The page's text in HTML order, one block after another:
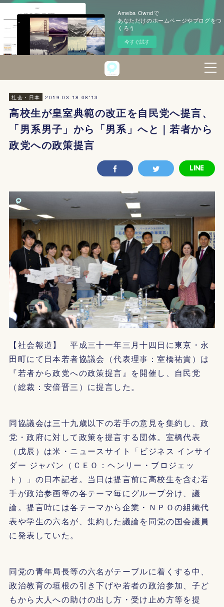
Ameba Owndで
あなただけのホームページやブログをつ
くろう
今すぐ試す
社会・日本 2019.03.18 08:13
高校生が皇室典範の改正を自民党へ提言、
「男系男子」から「男系」へと｜若者から
政党への政策提言
【社会報道】 平成三十一年三月十四日に東京・永
田町にて日本若者協議会（代表理事：室橋祐貴）は
『若者から政党への政策提言』を開催し、自民党
（総裁：安倍晋三）に提言した。
同協議会は三十九歳以下の若手の意見を集約し、政
党・政府に対して政策を提言する団体。室橋代表
（戊辰）は米・ニュースサイト「ビジネス インサイ
ダー ジャパン（ＣＥＯ：ヘンリー・ブロジェッ
ト）」の日本記者。当日は提言前に高校生を含む若
手が政治参画等の各テーマ毎にグループ分け、議
論。提言時には各テーマから企業・ＮＰＯの組織代
表や学生の六名が、集約した議論を同党の国会議員
に発表していた。
同党の青年局長等の六名がテーブルに着くする中、
政治教育の垣根の引き下げや若者の政治参加、子ど
もから大人への助けの出し方・受け止め方等を提